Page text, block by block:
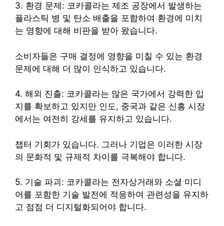
3. 환경 문제: 코카콜라는 제조 공장에서 발생하는
플라스틱 병 및 탄소 배출을 포함하여 환경에 미치
는 영향에 대해 비판을 받아 왔습니다.
소비자들은 구매 결정에 영향을 미칠 수 있는 환경
문제에 대해 더 많이 인식하고 있습니다.
4. 해외 진출: 코카콜라는 많은 국가에서 강력한 입
지를 확보하고 있지만 인도, 중국과 같은 신흥 시장
에서는 여전히 강세를 유지하고 있습니다.
챕터 기회가 있습니다. 그러나 기업은 이러한 시장
의 문화적 및 규제적 차이를 극복해야 합니다.
5. 기술 파괴: 코카콜라는 전자상거래와 소셜 미디
어를 포함한 기술 발전에 적응하여 관련성을 유지하
고 점점 더 디지털화되어야 합니다.